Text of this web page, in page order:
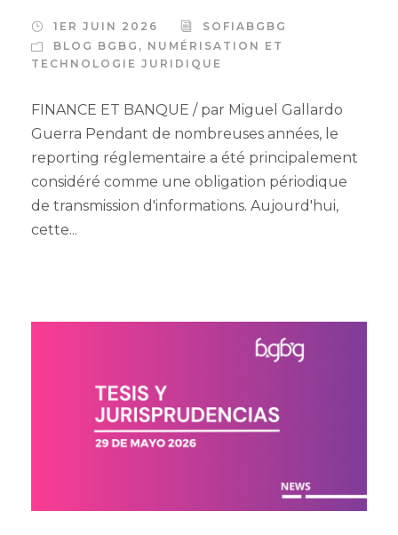
1ER JUIN 2026
SOFIABGBG
BLOG BGBG , NUMÉRISATION ET
TECHNOLOGIE JURIDIQUE
FINANCE ET BANQUE / par Miguel Gallardo
Guerra Pendant de nombreuses années, le
reporting réglementaire a été principalement
considéré comme une obligation périodique
de transmission d'informations. Aujourd'hui,
cette...